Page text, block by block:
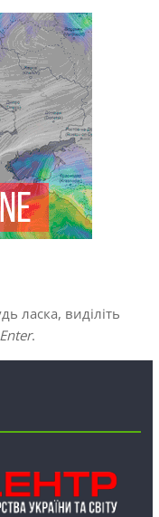
ласка, виділіть
.